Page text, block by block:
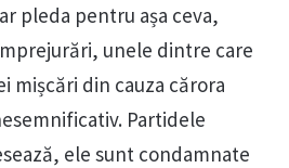
pleda pentru așa ceva,
unele dintre care
mișcări din cauza cărora
Partidele
ele sunt condamnate